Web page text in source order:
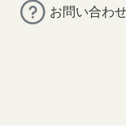
お問い合わ